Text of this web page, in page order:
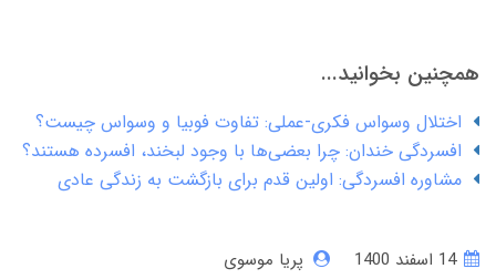
همچنین بخوانید...
اختلال وسواس فکری-عملی: تفاوت فوبیا و وسواس چیست؟
افسردگی خندان: چرا بعضی‌ها با وجود لبخند، افسرده هستند؟
مشاوره افسردگی: اولین قدم برای بازگشت به زندگی عادی
14 اسفند 1400
پریا موسوی